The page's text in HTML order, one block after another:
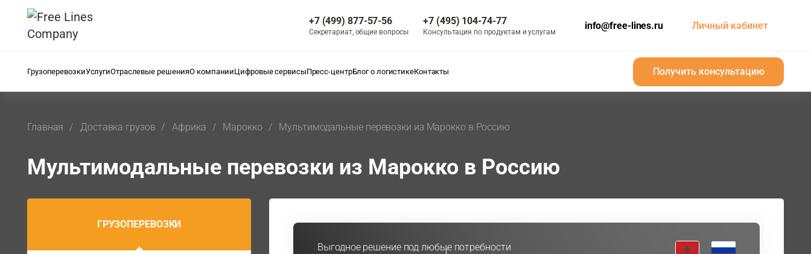
+7 (499) 877-57-56
Секретариат, общие вопросы
+7 (495) 104-74-77
Консультация по продуктам и услугам
info@free-lines.ru Личный кабинет
ГрузоперевозкиУслугиОтраслевые решенияО компанииЦифровые сервисыПресс-центрБлог о логистикеКонтакты Получить консультацию
Получить консультацию
Главная Доставка грузов Африка Марокко Мультимодальные перевозки из Марокко в Россию
Мультимодальные перевозки из Марокко в Россию
ГРУЗОПЕРЕВОЗКИ
Выгодное решение под любые потребности